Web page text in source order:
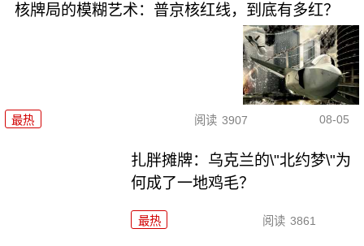
核牌局的模糊艺术：普京核红线，到底有多红？
最热 阅读 3907 08-05
扎胖摊牌：乌克兰的\"北约梦\"为
何成了一地鸡毛？
最热 阅读 3861